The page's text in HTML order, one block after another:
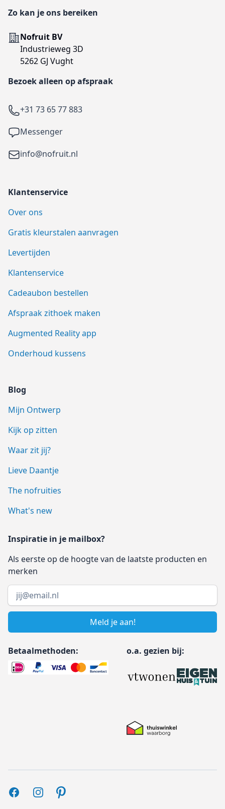
Zo kan je ons bereiken
AdresNofruit BV
Industrieweg 3D
5262 GJ Vught
Bezoek alleen op afspraak
Telefoon
+31 73 65 77 883
Facebook
Messenger
Emailinfo@nofruit.nl
Klantenservice
Over ons
Gratis kleurstalen aanvragen
Levertijden
Klantenservice
Cadeaubon bestellen
Afspraak zithoek maken
Augmented Reality app
Onderhoud kussens
Blog
Mijn Ontwerp
Kijk op zitten
Waar zit jij?
Lieve Daantje
The nofruities
What's new
Inspiratie in je mailbox?
Als eerste op de hoogte van de laatste producten en
merken
Email address
Meld je aan!
Betaalmethoden: o.a. gezien bij:
FacebookInstagramPinterest